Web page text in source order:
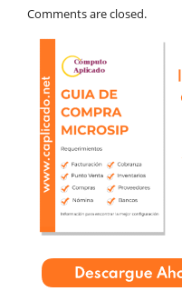
Comments are closed.